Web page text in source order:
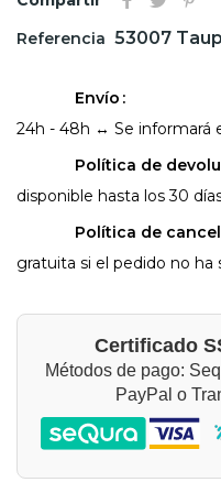
Referencia 53007
Envío
24h - 48h ↔ Se informará
Política de
disponible hasta los 30
Política de
gratuita si el pedido no ha
Certificado
Métodos de pago:
PayPal o